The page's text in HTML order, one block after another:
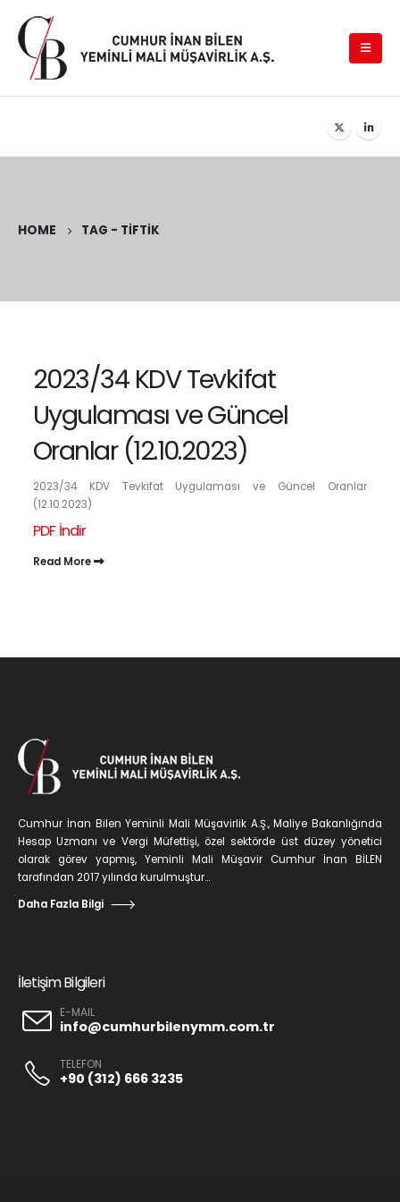
HOME TAG - TIFTIK
2023/34 KDV Tevkifat
Uygulaması ve Güncel
Oranlar (12.10.2023)
2023/34 KDV Tevkifat Uygulaması ve Güncel Oranlar
(12.10.2023)
PDF İndir
Read More
Cumhur İnan Bilen Yeminli Mali Müşavirlik A.Ş., Maliye Bakanlığında
Hesap Uzmanı ve Vergi Müfettişi, özel sektörde üst düzey yönetici
olarak görev yapmış, Yeminli Mali Müşavir Cumhur İnan BİLEN
tarafından 2017 yılında kurulmuştur...
Daha Fazla Bilgi
İletişim Bilgileri
E-MAIL
info@cumhurbilenymm.com.tr
TELEFON
+90 (312) 666 3235